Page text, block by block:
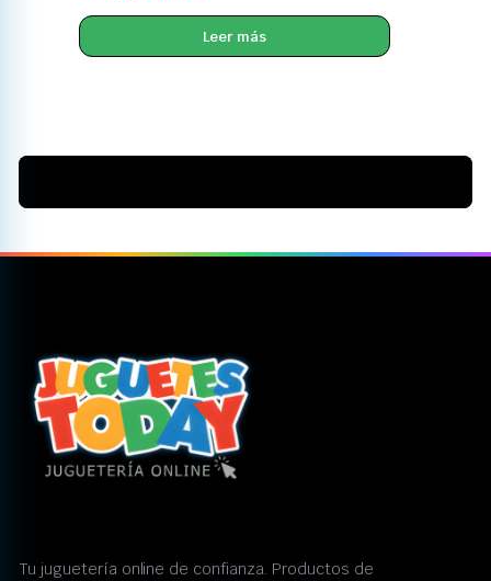
Leer más
Tu juguetería online de confianza. Productos de